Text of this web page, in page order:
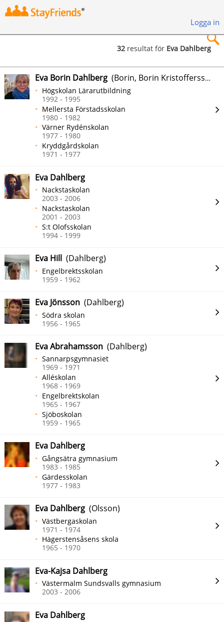
Logga in
Sök
32 resultat för Eva Dahlberg
Eva Borin Dahlberg (Borin, Borin Kristoffersson)
Högskolan Lärarutbildning
1992 - 1995
Mellersta Förstadsskolan
1980 - 1982
Värner Rydénskolan
1977 - 1980
Kryddgårdskolan
1971 - 1977
Eva Dahlberg
Nackstaskolan
2003 - 2006
Nackstaskolan
2001 - 2003
S:t Olofsskolan
1994 - 1999
Eva Hill (Dahlberg)
Engelbrektsskolan
1959 - 1962
Eva Jönsson (Dahlberg)
Södra skolan
1956 - 1965
Eva Abrahamsson (Dahlberg)
Sannarpsgymnasiet
1969 - 1971
Alléskolan
1968 - 1969
Engelbrektskolan
1965 - 1967
Sjöboskolan
1959 - 1965
Eva Dahlberg
Gångsätra gymnasium
1983 - 1985
Gärdesskolan
1977 - 1983
Eva Dahlberg (Olsson)
Västbergaskolan
1971 - 1974
Hägerstensåsens skola
1965 - 1970
Eva-Kajsa Dahlberg
Västermalm Sundsvalls gymnasium
2003 - 2006
Eva Dahlberg